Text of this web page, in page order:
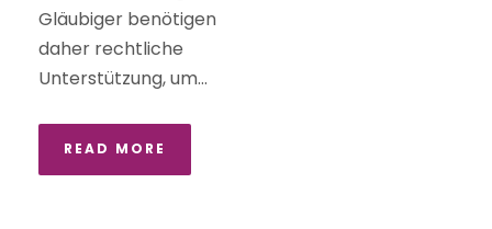
Gläubiger benötigen
daher rechtliche
Unterstützung, um...
READ MORE